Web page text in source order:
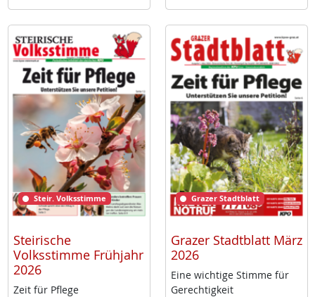
Steir. Volksstimme
Steirische
Volksstimme Frühjahr
2026
Zeit für Pf­le­ge
Grazer Stadtblatt
Grazer Stadtblatt März
2026
Ei­ne wich­ti­ge Stim­me für
Ge­rech­tig­keit